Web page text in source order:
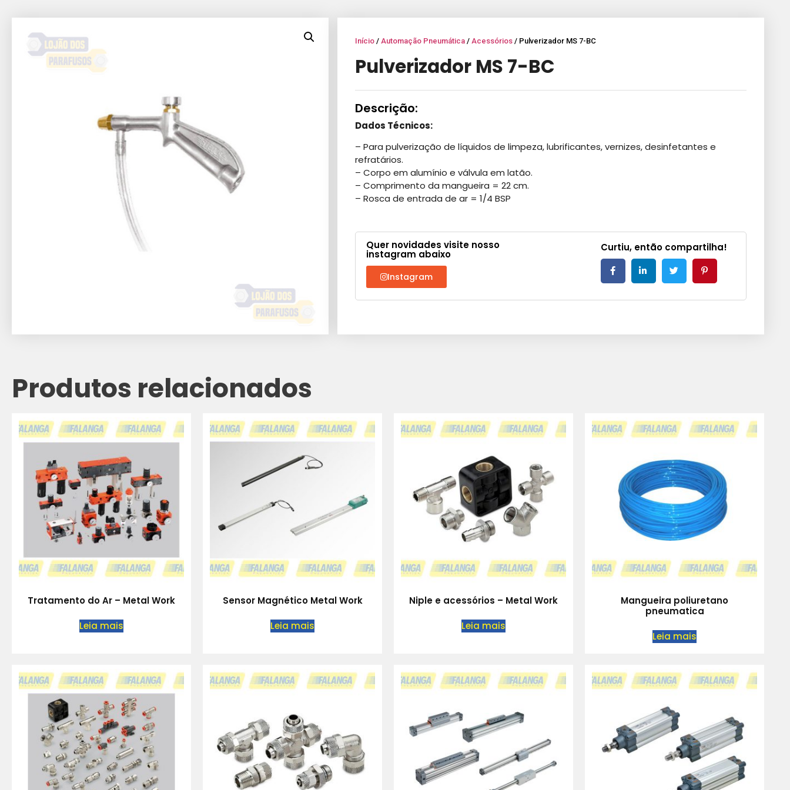
Início/ Automação Pneumática/ Acessórios/ Pulverizador MS 7-BC
Pulverizador MS 7-BC
Descrição:
Dados Técnicos:
– Para pulverização de líquidos de limpeza, lubrificantes, vernizes, desinfetantes e
refratários.
– Corpo em alumínio e válvula em latão.
– Comprimento da mangueira = 22 cm.
– Rosca de entrada de ar = 1/4 BSP
Quer novidades visite nosso
instagram abaixo
Instagram
Curtiu, então compartilha!
Produtos relacionados
Tratamento do Ar – Metal Work
Leia mais
Sensor Magnético Metal Work
Leia mais
Niple e acessórios – Metal Work
Leia mais
Mangueira poliuretano
pneumatica
Leia mais